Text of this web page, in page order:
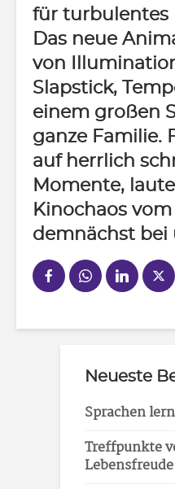
für turbulentes
Das neue
von
Slapstick,
einem großen
ganze Familie.
auf herrlich
Momente,
Kinochaos
demnächst bei
Neueste
Sprachen
Treffpunkte
Lebensfreude